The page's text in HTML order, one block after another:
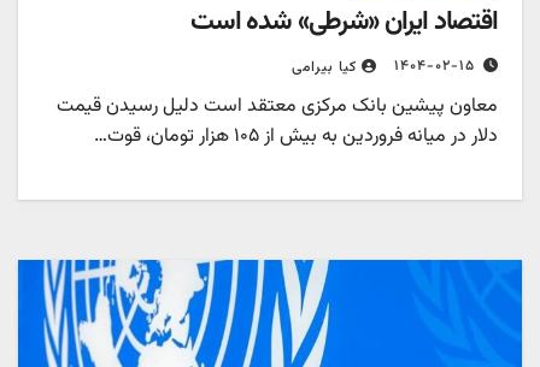
اقتصاد ایران «شرطی» شده است
۱۴۰۴-۰۲-۱۵ کیا بیرامی
معاون پیشین بانک مرکزی معتقد است دلیل رسیدن قیمت
دلار در میانه فروردین به بیش از ۱۰۵ هزار تومان، قوت…